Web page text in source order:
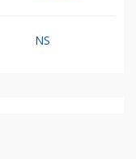
NS